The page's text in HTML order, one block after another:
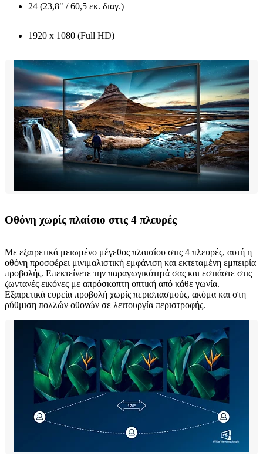
24 (23,8" / 60,5 εκ. διαγ.)
1920 x 1080 (Full HD)
Οθόνη χωρίς πλαίσιο στις 4 πλευρές
Με εξαιρετικά μειωμένο μέγεθος πλαισίου στις 4 πλευρές, αυτή η
οθόνη προσφέρει μινιμαλιστική εμφάνιση και εκτεταμένη εμπειρία
προβολής. Επεκτείνετε την παραγωγικότητά σας και εστιάστε στις
ζωντανές εικόνες με απρόσκοπτη οπτική από κάθε γωνία.
Εξαιρετικά ευρεία προβολή χωρίς περισπασμούς, ακόμα και στη
ρύθμιση πολλών οθονών σε λειτουργία περιστροφής.